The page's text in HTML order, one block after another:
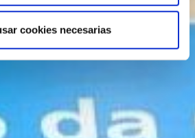
cookies necesarias